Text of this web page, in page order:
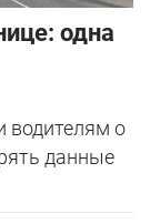
одна
водителям о
данные